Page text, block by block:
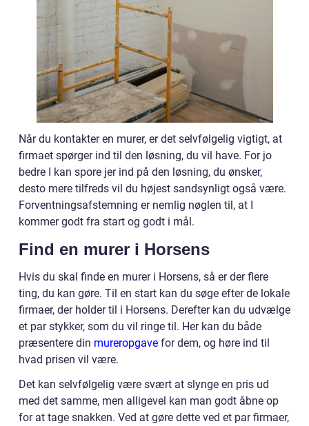
Når du kontakter en murer, er det selvfølgelig vigtigt, at
firmaet spørger ind til den løsning, du vil have. For jo
bedre I kan spore jer ind på den løsning, du ønsker,
desto mere tilfreds vil du højest sandsynligt også være.
Forventningsafstemning er nemlig nøglen til, at I
kommer godt fra start og godt i mål.
Find en murer i Horsens
Hvis du skal finde en murer i Horsens, så er der flere
ting, du kan gøre. Til en start kan du søge efter de lokale
firmaer, der holder til i Horsens. Derefter kan du udvælge
et par stykker, som du vil ringe til. Her kan du både
præsentere din mureropgave for dem, og høre ind til
hvad prisen vil være.
Det kan selvfølgelig være svært at slynge en pris ud
med det samme, men alligevel kan man godt åbne op
for at tage snakken. Ved at gøre dette ved et par firmaer,